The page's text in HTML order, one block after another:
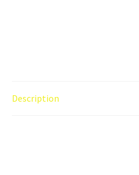
Description